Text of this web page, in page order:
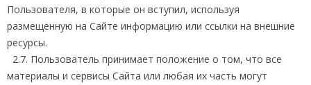
Пользователя, в которые он вступил, используя
размещенную на Сайте информацию или ссылки на внешние
ресурсы.
2.7. Пользователь принимает положение о том, что все
материалы и сервисы Сайта или любая их часть могут